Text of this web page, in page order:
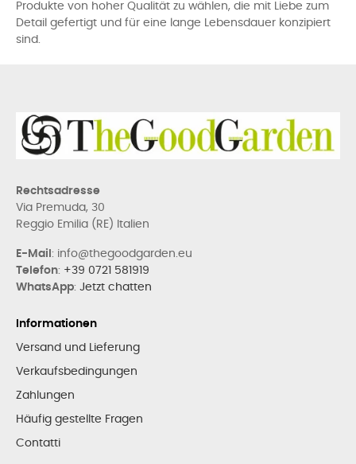
Produkte von hoher Qualität zu wählen, die mit Liebe zum
Detail gefertigt und für eine lange Lebensdauer konzipiert
sind.
Rechtsadresse
Via Premuda, 30
Reggio Emilia (RE) Italien
E-Mail : info@thegoodgarden.eu
Telefon: +39 0721 581919
WhatsApp: Jetzt chatten
Informationen
Versand und Lieferung
Verkaufsbedingungen
Zahlungen
Häufig gestellte Fragen
Contatti